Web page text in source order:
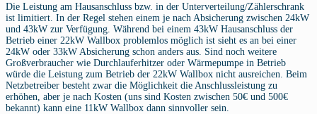
Die Leistung am Hausanschluss bzw. in der Unterverteilung/Zählerschrank
ist limitiert. In der Regel stehen einem je nach Absicherung zwischen 24kW
und 43kW zur Verfügung. Während bei einem 43kW Hausanschluss der
Betrieb einer 22kW Wallbox problemlos möglich ist sieht es an bei einer
24kW oder 33kW Absicherung schon anders aus. Sind noch weitere
Großverbraucher wie Durchlauferhitzer oder Wärmepumpe in Betrieb
würde die Leistung zum Betrieb der 22kW Wallbox nicht ausreichen. Beim
Netzbetreiber besteht zwar die Möglichkeit die Anschlussleistung zu
erhöhen, aber je nach Kosten (uns sind Kosten zwischen 50€ und 500€
bekannt) kann eine 11kW Wallbox dann sinnvoller sein.